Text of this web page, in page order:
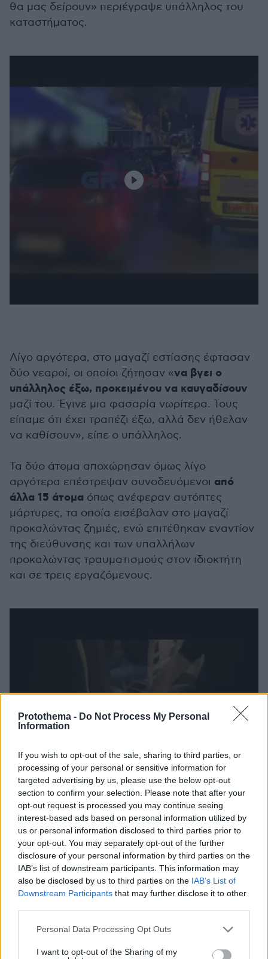
Protothema - Do Not Process My Personal
Information
If you wish to opt-out of the sale, sharing to third parties, or
processing of your personal or sensitive information for
targeted advertising by us, please use the below opt-out
section to confirm your selection. Please note that after your
opt-out request is processed you may continue seeing
interest-based ads based on personal information utilized by
us or personal information disclosed to third parties prior to
your opt-out. You may separately opt-out of the further
disclosure of your personal information by third parties on the
IAB’s list of downstream participants. This information may
also be disclosed by us to third parties on the IAB’s List of
Downstream Participants that may further disclose it to other
Please note that this website/app uses one or more Google
not limited to your visit or usage behaviour. You may click to
Personal Data Processing Opt Outs
I want to opt-out of the Sharing of my
θα μας δείρουν» περιέγραψε υπάλληλος του
καταστήματος.
Λίγο αργότερα, στο μαγαζί εστίασης έφτασαν
δύο νεαροί, οι οποίοι ζήτησαν «να βγει ο
υπάλληλος έξω, προκειμένου να καυγαδίσουν
μαζί του. Έγινε μια φασαρία νωρίτερα. Τους
είπαμε ότι έχει τραπέζι έξω, αλλά δεν ήθελαν
να καθίσουν», είπε ο υπάλληλος.
Τα δύο άτομα αποχώρησαν όμως λίγο
αργότερα επέστρεψαν συνοδευόμενοι από
άλλα 15 άτομα όπως ανέφεραν αυτόπτες
μάρτυρες, τα οποία εισέβαλαν στο μαγαζί
προκαλώντας ζημιές, ενώ επιτέθηκαν εναντίον
της διεύθυνσης και των υπαλλήλων
προκαλώντας τραυματισμούς στον ιδιοκτήτη
και σε τρεις εργαζόμενους.
Στο κατάστημα την ώρα της επίθεσης, υπήρχαν
και άλλοι πελάτες. «Είκοσι χρόνια δουλεύω